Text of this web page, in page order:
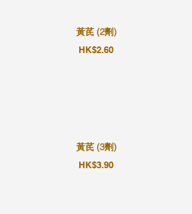
黃芪 (2劑)
HK$2.60
黃芪 (3劑)
HK$3.90